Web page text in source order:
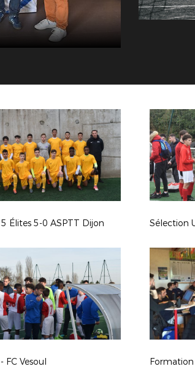
Élites 5-0 ASPTT Dijon Sélection
FC Vesoul